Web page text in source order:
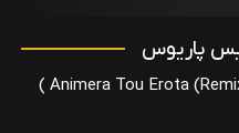
پاریوس
Animera